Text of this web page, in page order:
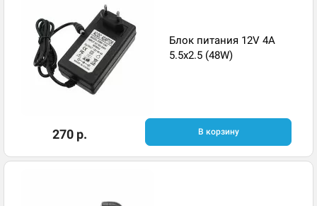
Блок питания 12V 4A
5.5x2.5 (48W)
270 р. В корзину